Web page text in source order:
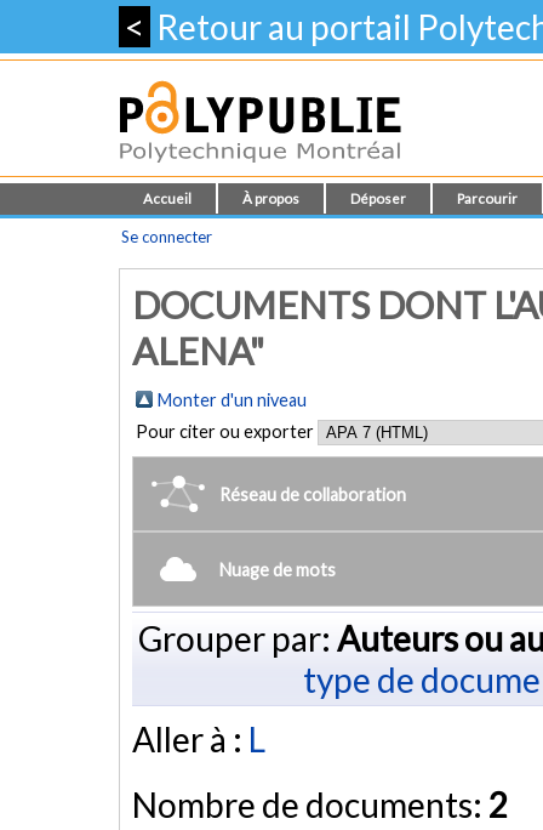
< Retour au portail
Accueil À propos Déposer Parcourir
Se connecter
DOCUMENTS DONT
ALENA"
Monter d'un niveau
Pour citer ou exporter
Réseau de collaboration
Nuage de mots
Grouper par: Auteurs ou
type de
Aller à : L
Nombre de documents: 2